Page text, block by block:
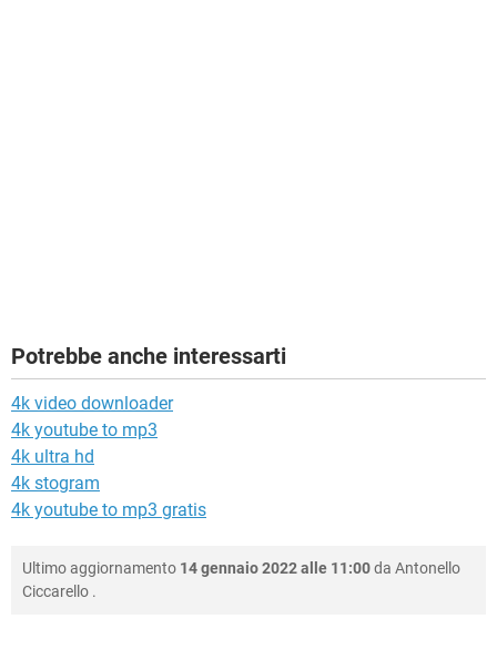
Potrebbe anche interessarti
4k video downloader
4k youtube to mp3
4k ultra hd
4k stogram
4k youtube to mp3 gratis
Ultimo aggiornamento 14 gennaio 2022 alle 11:00da Antonello
Ciccarello .